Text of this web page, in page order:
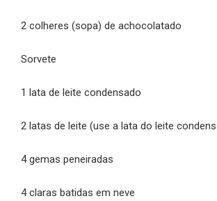
2 colheres (sopa) de achocolatado
Sorvete
1 lata de leite condensado
2 latas de leite (use a lata do leite
4 gemas peneiradas
4 claras batidas em neve